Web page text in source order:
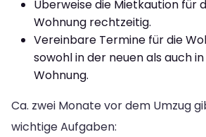
Überweise die Mietkaution für
Wohnung rechtzeitig.
Vereinbare Termine für die
sowohl in der neuen als auch
Wohnung.
Ca. zwei Monate vor dem Umzug
wichtige Aufgaben: